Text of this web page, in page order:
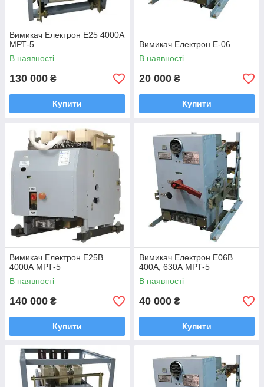
Вимикач Електрон Е25 4000А
МРТ-5
В наявності
130 000 ₴
Купити
Вимикач Електрон Е-06
В наявності
20 000 ₴
Купити
Вимикач Електрон Е25В
4000А МРТ-5
В наявності
140 000 ₴
Купити
Вимикач Електрон Е06В
400А, 630А МРТ-5
В наявності
40 000 ₴
Купити